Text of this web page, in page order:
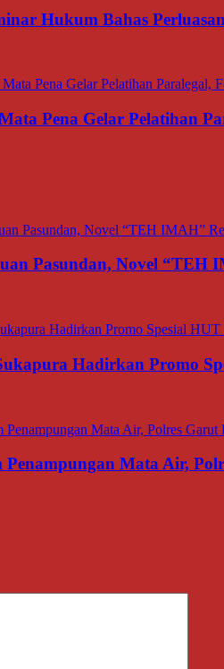
Hukum Bahas
Pena Gelar Pelatihan
Pasundan, Novel
Hadirkan Promo
Mata Air,